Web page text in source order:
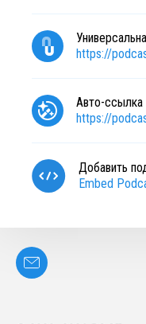
https://
Авто-ссылка
https://
Добавить
Embed